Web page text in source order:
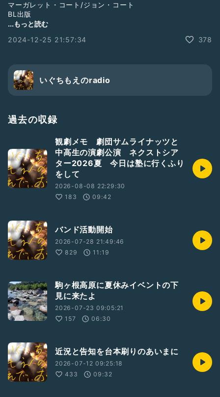
マーガレット・コート/ジョン・コート
BL出版
たい絵本。
https://amzn.to/41LNefb
...もっと読む
2024-12-25 21:57:34
378
いぐちもえのradio
過去の収録
観劇メモ 劇団サムライナッツと
中高生の演劇公演 ネクストシア
ター2026夏 今日は塾に行くふり
をして
2026-08-08 22:29:30
183
09:42
バンド活動開始
2026-07-28 21:49:46
829
11:19
駒ヶ根高原に夏休みイベントの下
見に来たよ
2026-07-23 09:05:21
157
06:30
近況と告知を台本刷りのあいまに
2026-07-12 09:25:18
433
09:32